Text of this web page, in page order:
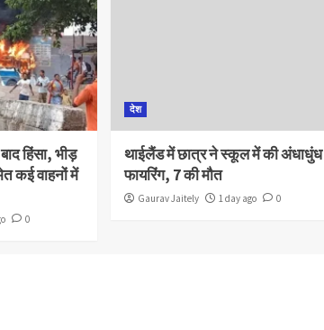
हिंसा, भीड़
कई वाहनों में
0
देश
थाईलैंड में छात्र ने स्कूल में की अंधाधुंध
फायरिंग, 7 की मौत
Gaurav Jaitely 1 day ago 0